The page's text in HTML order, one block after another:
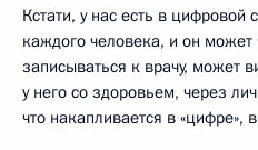
Кстати, у нас есть в цифровой
каждого человека, и он может
записываться к врачу, может
у него со здоровьем, через
что накапливается в «цифре»,